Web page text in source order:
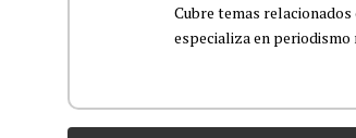
Cubre temas
especializa en periodismo